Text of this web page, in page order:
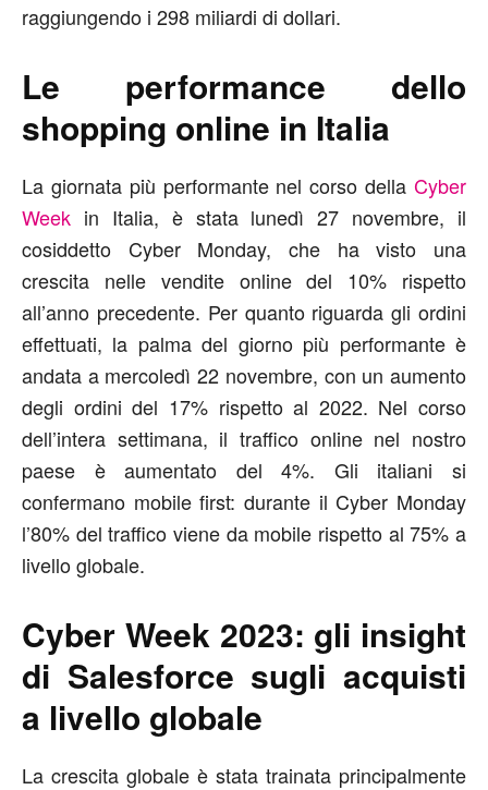
raggiungendo i 298 miliardi di dollari.
Le performance dello
shopping online in Italia
La giornata più performante nel corso della Cyber
Week in Italia, è stata lunedì 27 novembre, il
cosiddetto Cyber Monday, che ha visto una
crescita nelle vendite online del 10% rispetto
all’anno precedente. Per quanto riguarda gli ordini
effettuati, la palma del giorno più performante è
andata a mercoledì 22 novembre, con un aumento
degli ordini del 17% rispetto al 2022. Nel corso
dell’intera settimana, il traffico online nel nostro
paese è aumentato del 4%. Gli italiani si
confermano mobile first: durante il Cyber Monday
l’80% del traffico viene da mobile rispetto al 75% a
livello globale.
Cyber Week 2023: gli insight
di Salesforce sugli acquisti
a livello globale
La crescita globale è stata trainata principalmente